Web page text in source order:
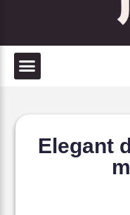
Elegant